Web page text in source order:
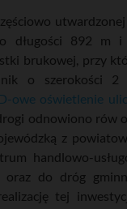
utwardzonej
o długości 892 m
brukowej, przy
o szerokości 2
owe oświetlenie
odnowiono rów
z
handlowo-
oraz do dróg
tej